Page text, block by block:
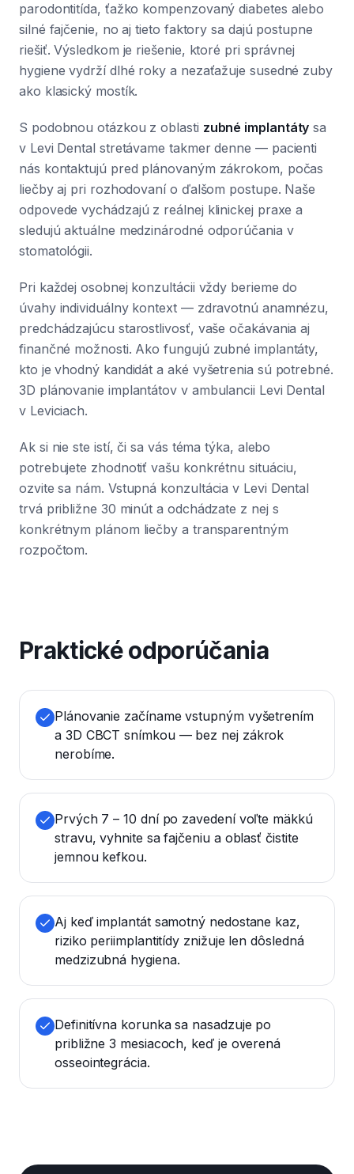
parodontitída, ťažko kompenzovaný diabetes alebo
silné fajčenie, no aj tieto faktory sa dajú postupne
riešiť. Výsledkom je riešenie, ktoré pri správnej
hygiene vydrží dlhé roky a nezaťažuje susedné zuby
ako klasický mostík.
S podobnou otázkou z oblasti zubné implantáty sa
v Levi Dental stretávame takmer denne — pacienti
nás kontaktujú pred plánovaným zákrokom, počas
liečby aj pri rozhodovaní o ďalšom postupe. Naše
odpovede vychádzajú z reálnej klinickej praxe a
sledujú aktuálne medzinárodné odporúčania v
stomatológii.
Pri každej osobnej konzultácii vždy berieme do
úvahy individuálny kontext — zdravotnú anamnézu,
predchádzajúcu starostlivosť, vaše očakávania aj
finančné možnosti. Ako fungujú zubné implantáty,
kto je vhodný kandidát a aké vyšetrenia sú potrebné.
3D plánovanie implantátov v ambulancii Levi Dental
v Leviciach.
Ak si nie ste istí, či sa vás téma týka, alebo
potrebujete zhodnotiť vašu konkrétnu situáciu,
ozvite sa nám. Vstupná konzultácia v Levi Dental
trvá približne 30 minút a odchádzate z nej s
konkrétnym plánom liečby a transparentným
rozpočtom.
Praktické odporúčania
Plánovanie začíname vstupným vyšetrením
a 3D CBCT snímkou — bez nej zákrok
nerobíme.
Prvých 7 – 10 dní po zavedení voľte mäkkú
stravu, vyhnite sa fajčeniu a oblasť čistite
jemnou kefkou.
Aj keď implantát samotný nedostane kaz,
riziko periimplantitídy znižuje len dôsledná
medzizubná hygiena.
Definitívna korunka sa nasadzuje po
približne 3 mesiacoch, keď je overená
osseointegrácia.